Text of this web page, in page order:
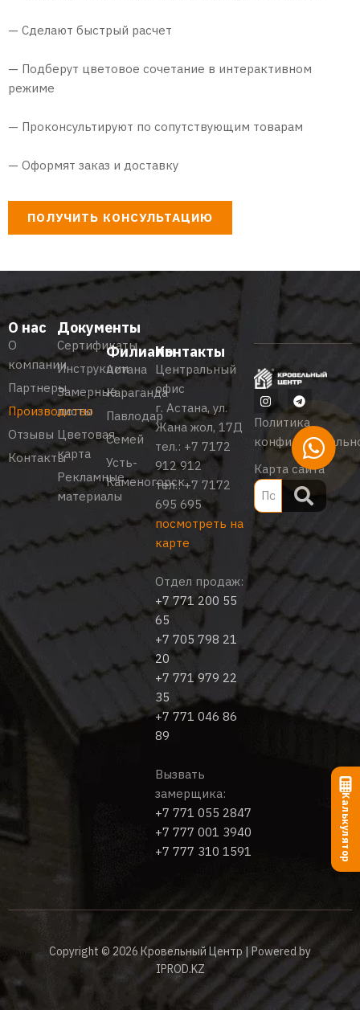
— Сделают быстрый расчет
— Подберут цветовое сочетание в интерактивном
режиме
— Проконсультируют по сопутствующим товарам
— Оформят заказ и доставку
ПОЛУЧИТЬ КОНСУЛЬТАЦИЮ
О нас
О
компании
Партнеры
Производство
Отзывы
Контакты
Документы
Сертификаты
Инструкции
Замерные
листы
Цветовая
карта
Рекламные
материалы
Филиалы
Астана
Караганда
Павлодар
Семей
Усть-
Каменогорск
Контакты
Центральный
офис
г. Астана, ул.
Жана жол, 17Д
тел.: +7 7172
912 912
тел.:+7 7172
695 695
посмотреть на
карте
Отдел продаж:
+7 771 200 55
65
+7 705 798 21
20
+7 771 979 22
35
+7 771 046 86
89
Вызвать
замерщика:
+7 771 055 2847
+7 777 001 3940
+7 777 310 1591
Политика
Карта сайта
Copyright © 2026 Кровельный Центр | Powered by
IPROD.KZ
Калькулятор